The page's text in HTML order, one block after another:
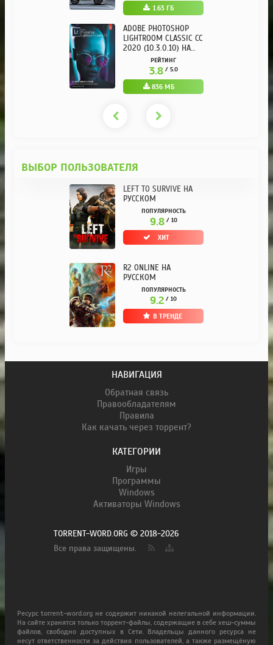
1.63 ГБ
ADOBE PHOTOSHOP
LIGHTROOM CLASSIC CC
2020 (10.3.0.10) НА
РУССКОМ REPACK ОТ
KPOJIUK
РЕЙТИНГ
3.8 / 5.0
836 МБ
ВЫБОР ПОЛЬЗОВАТЕЛЯ
LEFT TO SURVIVE НА
РУССКОМ
ПОПУЛЯРНОСТЬ
9.8 / 10
ХИТ
R2 ONLINE НА
РУССКОМ
ПОПУЛЯРНОСТЬ
9.2 / 10
В ТРЕНДЕ
НАВИГАЦИЯ
Обратная связь
Правообладателям
Правила
Как качать через торрент?
КАТЕГОРИИ
Игры
Программы
Windows
Активаторы Windows
TORRENT-WORD.ORG © 2018-2026
Все права защищены.
Ресурс torrent-word.org не содержит никакой нелегальной информации.
На сайте хранятся только торрент-файлы, содержащие в себе хеш-суммы
файлов, свободно доступных в Сети. Владельцы данного ресурса не
несут ответственности за действия пользователей, а также размещёную